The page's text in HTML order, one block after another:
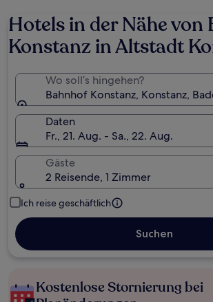
Hotels in der Nähe von
Konstanz in Altstadt
Wo soll’s hingehen?
Bahnhof Konstanz, Konstanz,
Daten
Fr., 21. Aug. - Sa., 22. Aug.
Gäste
2 Reisende, 1 Zimmer
Ich reise geschäftlich
Suchen
Kostenlose Stornierung bei